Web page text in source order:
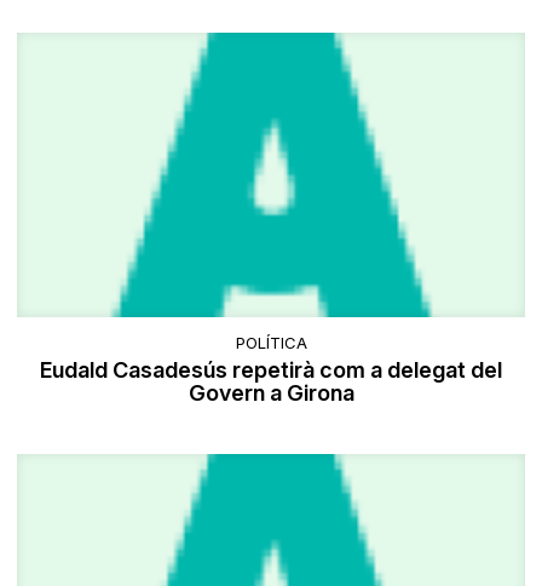
POLÍTICA
Eudald Casadesús repetirà com a delegat del
Govern a Girona